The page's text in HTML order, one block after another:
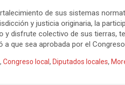
de sus sistemas
y justicia originaria, la
y disfrute colectivo de sus tierras,
a que sea aprobada por el
, Congreso local , Diputados locales,